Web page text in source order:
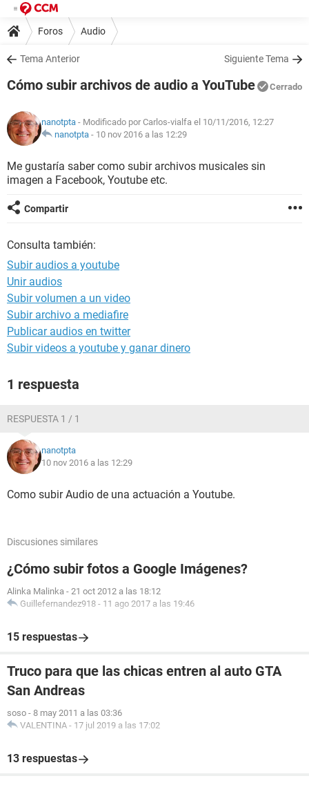
Foros Audio
Tema Anterior Siguiente Tema
Cómo subir archivos de audio a YouTube Cerrado
nanotpta - Modificado por Carlos-vialfa el 10/11/2016, 12:27
nanotpta - 10 nov 2016 a las 12:29
Me gustaría saber como subir archivos musicales sin
imagen a Facebook, Youtube etc.
Compartir
Consulta también:
Subir audios a youtube
Unir audios
Subir volumen a un video
Subir archivo a mediafire
Publicar audios en twitter
Subir videos a youtube y ganar dinero
1 respuesta
RESPUESTA 1 / 1
nanotpta
10 nov 2016 a las 12:29
Como subir Audio de una actuación a Youtube.
Discusiones similares
¿Cómo subir fotos a Google Imágenes?
Alinka Malinka - 21 oct 2012 a las 18:12
Guillefernandez918 - 11 ago 2017 a las 19:46
15 respuestas
Truco para que las chicas entren al auto GTA
San Andreas
soso - 8 may 2011 a las 03:36
VALENTINA - 17 jul 2019 a las 17:02
13 respuestas